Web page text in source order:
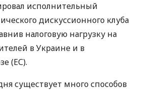
исполнительный
дискуссионного клуба
налоговую нагрузку на
в Украине и в
(ЕС).
существует много способов